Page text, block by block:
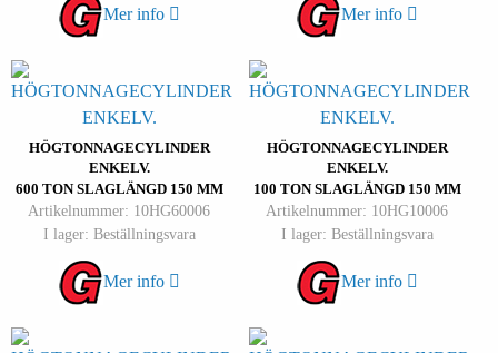
Mer info Mer info
HÖGTONNAGECYLINDER
ENKELV.
600 TON SLAGLÄNGD 150 MM
Artikelnummer: 10HG60006
I lager: Beställningsvara
Mer info
HÖGTONNAGECYLINDER
ENKELV.
100 TON SLAGLÄNGD 150 MM
Artikelnummer: 10HG10006
I lager: Beställningsvara
Mer info